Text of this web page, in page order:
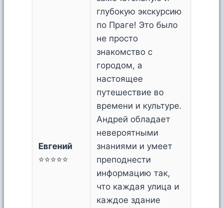
Евгений
⭐⭐⭐⭐⭐
глубокую экскурсию
по Праге! Это было
не просто
знакомство с
городом, а
настоящее
путешествие во
времени и культуре.
Андрей обладает
невероятными
знаниями и умеет
преподнести
информацию так,
что каждая улица и
каждое здание